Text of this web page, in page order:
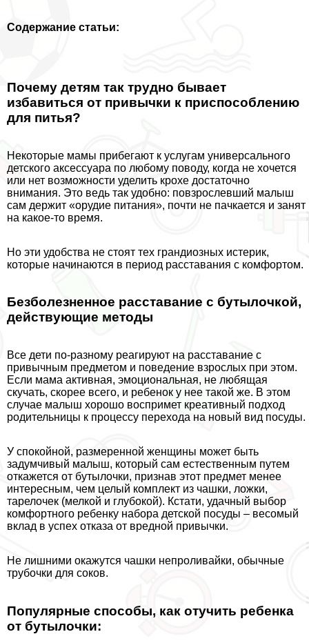
Содержание статьи:
Почему детям так трудно бывает
избавиться от привычки к приспособлению
для питья?
Некоторые мамы прибегают к услугам универсального
детского аксессуара по любому поводу, когда не хочется
или нет возможности уделить крохе достаточно
внимания. Это ведь так удобно: повзрослевший малыш
сам держит «орудие питания», почти не пачкается и занят
на какое-то время.
Но эти удобства не стоят тех грандиозных истерик,
которые начинаются в период расставания с комфортом.
Безболезненное расставание с бутылочкой,
действующие методы
Все дети по-разному реагируют на расставание с
привычным предметом и поведение взрослых при этом.
Если мама активная, эмоциональная, не любящая
скучать, скорее всего, и ребенок у нее такой же. В этом
случае малыш хорошо воспримет креативный подход
родительницы к процессу перехода на новый вид посуды.
У спокойной, размеренной женщины может быть
задумчивый малыш, который сам естественным путем
откажется от бутылочки, признав этот предмет менее
интересным, чем целый комплект из чашки, ложки,
тарелочек (мелкой и глубокой). Кстати, удачный выбор
комфортного ребенку набора детской посуды – весомый
вклад в успех отказа от вредной привычки.
Не лишними окажутся чашки непроливайки, обычные
трубочки для соков.
Популярные способы, как отучить ребенка
от бутылочки: